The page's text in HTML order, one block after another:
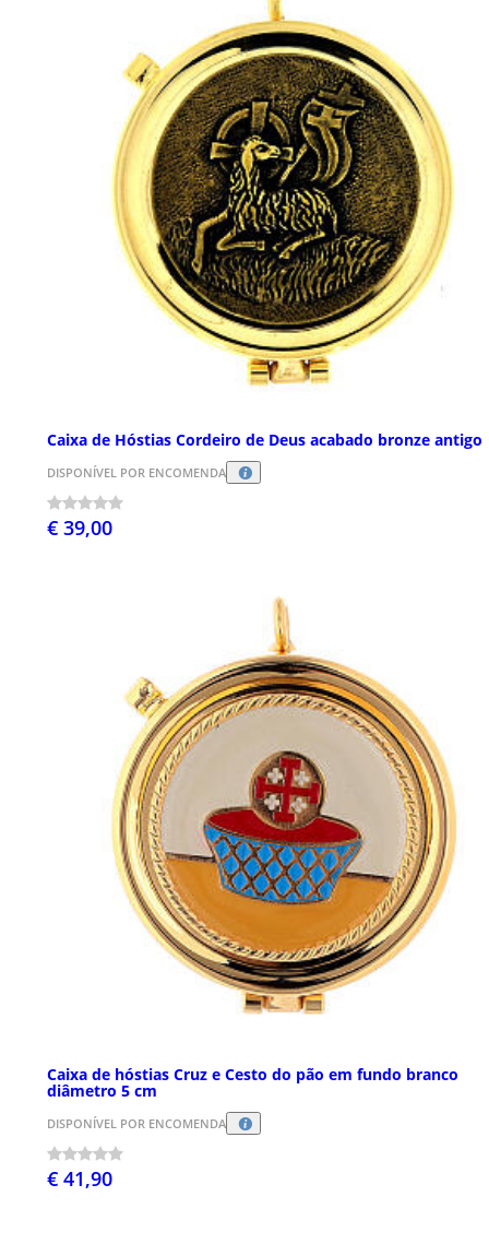
Caixa de Hóstias Cordeiro de Deus acabado bronze antigo
DISPONÍVEL POR ENCOMENDA
€ 39,00
Caixa de hóstias Cruz e Cesto do pão em fundo branco
diâmetro 5 cm
DISPONÍVEL POR ENCOMENDA
€ 41,90